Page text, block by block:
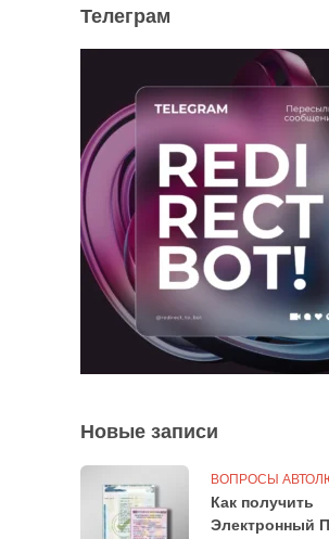
Телеграм
Новые записи
ВОПРОСЫ
Как получить
Электронный